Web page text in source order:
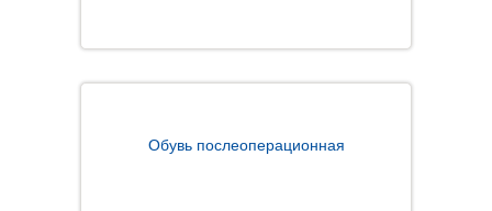
Обувь послеоперационная